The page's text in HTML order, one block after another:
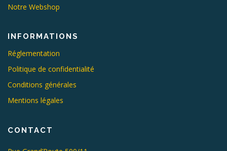
Notre Webshop
INFORMATIONS
Réglementation
Politique de confidentialité
Conditions générales
Mentions légales
CONTACT